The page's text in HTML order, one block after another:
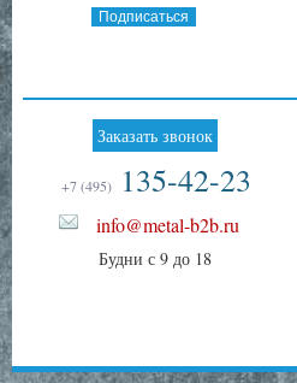
Подписаться
Заказать звонок
+7 (495) 135-42-23
info@metal-b2b.ru
Будни с 9 до 18